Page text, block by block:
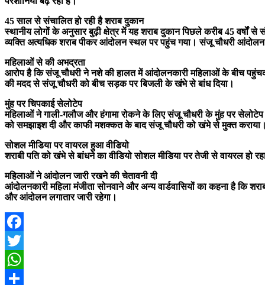
45 साल से संचालित हो रही है शराब दुकान
स्थानीय लोगों के अनुसार बुढ़ी क्षेत्र में यह शराब दुकान पिछले करीब 45 वर्षों
व्यक्ति अत्यधिक शराब पीकर आंदोलन स्थल पर पहुंच गया। संजू चौधरी आंदोलन
महिलाओं से की अभद्रता
आरोप है कि संजू चौधरी ने नशे की हालत में आंदोलनकारी महिलाओं के बीच
की मदद से संजू चौधरी को बीच सड़क पर बिजली के खंभे से बांध दिया।
मुंह पर चिपकाई सेलोटेप
महिलाओं ने गाली-गलौज और हंगामा रोकने के लिए संजू चौधरी के मुंह पर
को समझाइश दी और काफी मशक्कत के बाद संजू चौधरी को खंभे से मुक्त कराया।
सोशल मीडिया पर वायरल हुआ वीडियो
शराबी पति को खंभे से बांधने का वीडियो सोशल मीडिया पर तेजी से वायरल हो
महिलाओं ने आंदोलन जारी रखने की चेतावनी दी
आंदोलनकारी महिला मंजीता सोनवाने और अन्य वार्डवासियों का कहना है कि
और आंदोलन लगातार जारी रहेगा।
Facebook
Twitter
WhatsApp